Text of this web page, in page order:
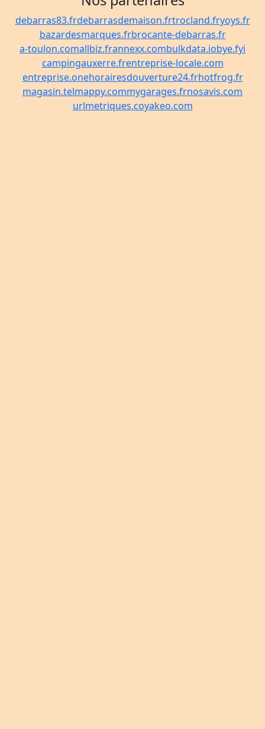
debarras83.frdebarrasdemaison.frtrocland.fryoys.fr
bazardesmarques.frbrocante-debarras.fr
a-toulon.comallbiz.frannexx.combulkdata.iobye.fyi
campingauxerre.frentreprise-locale.com
entreprise.onehorairesdouverture24.frhotfrog.fr
magasin.telmappy.commygarages.frnosavis.com
urlmetriques.coyakeo.com